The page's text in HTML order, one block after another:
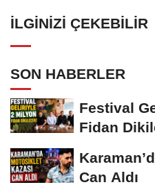
İLGINIZI ÇEKEBILIR
SON HABERLER
Festival
Fidan
Can Aldı